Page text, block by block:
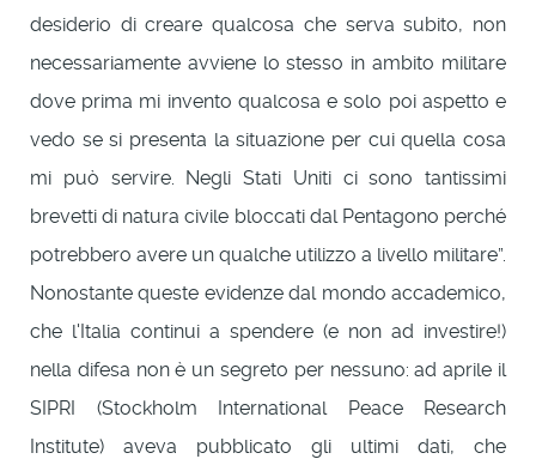
desiderio di creare qualcosa che serva subito, non
necessariamente avviene lo stesso in ambito militare
dove prima mi invento qualcosa e solo poi aspetto e
vedo se si presenta la situazione per cui quella cosa
mi può servire. Negli Stati Uniti ci sono tantissimi
brevetti di natura civile bloccati dal Pentagono perché
potrebbero avere un qualche utilizzo a livello militare”.
Nonostante queste evidenze dal mondo accademico,
che l'Italia continui a spendere (e non ad investire!)
nella difesa non è un segreto per nessuno: ad aprile il
SIPRI (Stockholm International Peace Research
Institute) aveva pubblicato gli ultimi dati, che